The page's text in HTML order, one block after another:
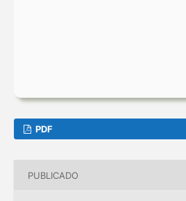
PDF
PUBLICADO